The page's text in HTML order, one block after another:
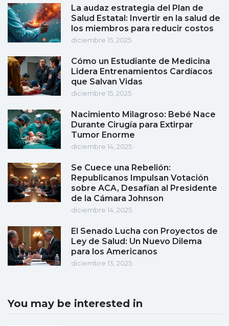
La audaz estrategia del Plan de
Salud Estatal: Invertir en la salud de
los miembros para reducir costos
diciembre 15, 2025
Cómo un Estudiante de Medicina
Lidera Entrenamientos Cardíacos
que Salvan Vidas
diciembre 15, 2025
Nacimiento Milagroso: Bebé Nace
Durante Cirugía para Extirpar
Tumor Enorme
diciembre 14, 2025
Se Cuece una Rebelión:
Republicanos Impulsan Votación
sobre ACA, Desafían al Presidente
de la Cámara Johnson
diciembre 14, 2025
El Senado Lucha con Proyectos de
Ley de Salud: Un Nuevo Dilema
para los Americanos
diciembre 13, 2025
You may be interested in